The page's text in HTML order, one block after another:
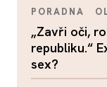
PORADNA
„Zavři oči,
republiku.“
sex?